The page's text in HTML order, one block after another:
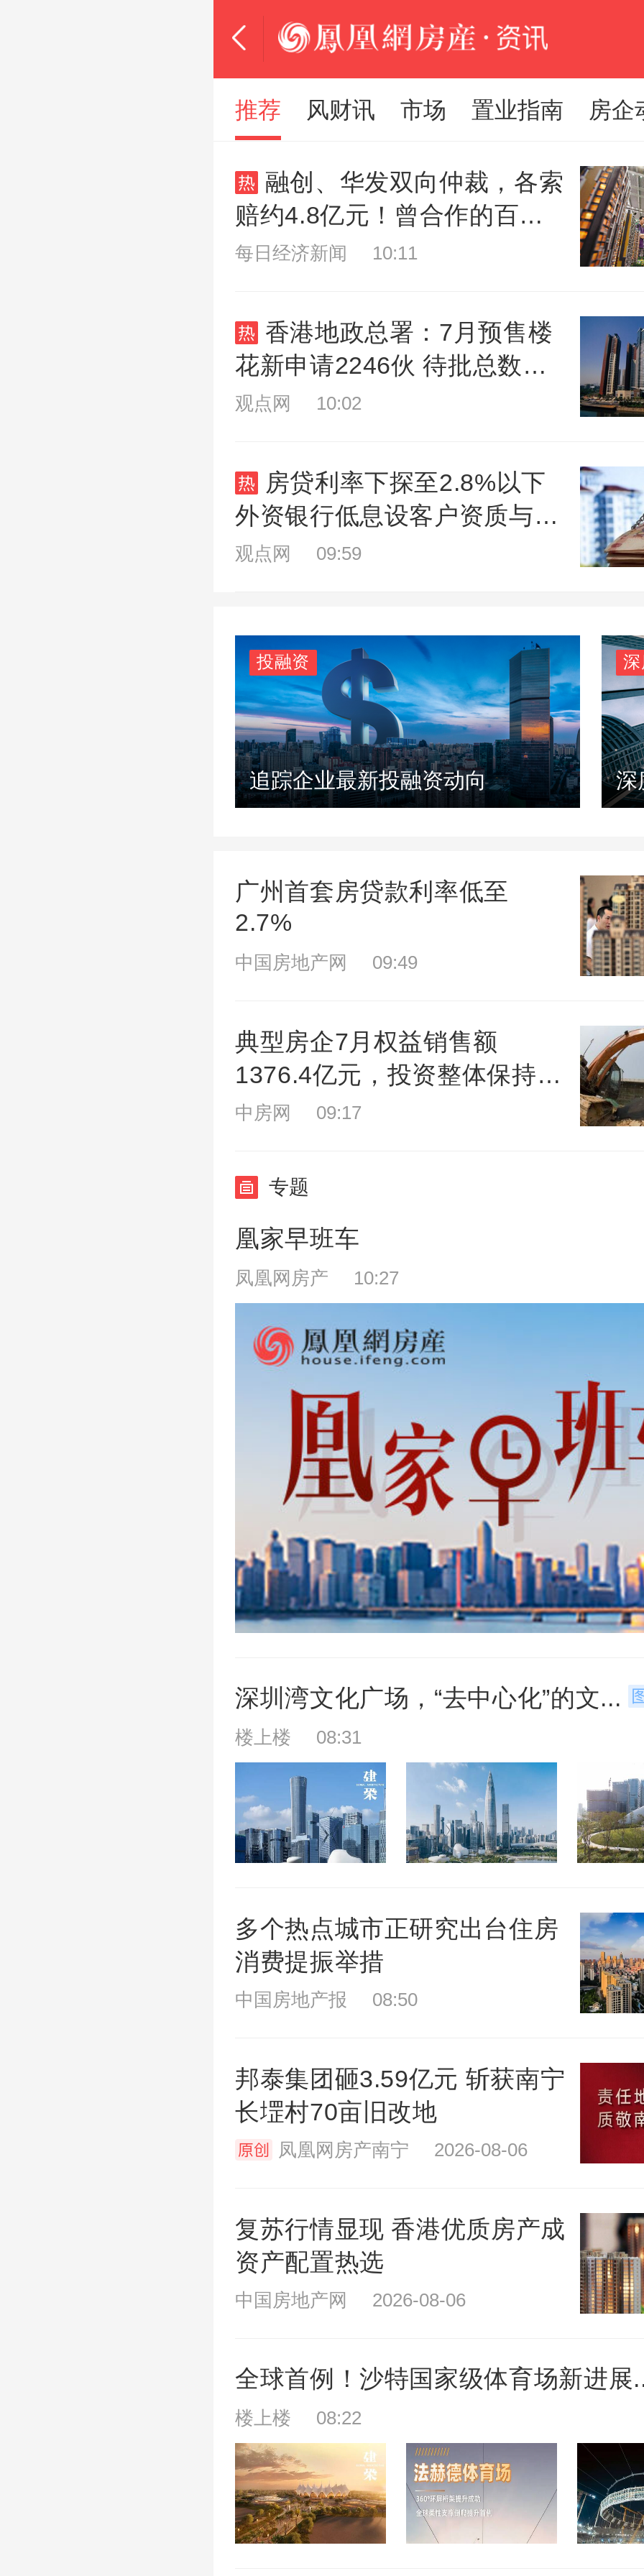
推荐 风财讯 市场 置业指南 房企
融创、华发双向仲裁，各索
赔约4.8亿元！曾合作的百亿
元级冰雪项目6月刚更名
每日经济新闻 10:11
香港地政总署：7月预售楼
花新申请2246伙 待批总数创
21个月新高
观点网 10:02
房贷利率下探至2.8%以下
外资银行低息设客户资质与合
作渠道门槛
观点网 09:59
投融资
追踪企业最新投融资动向 深
广州首套房贷款利率低至
2.7%
中国房地产网 09:49
典型房企7月权益销售额
1376.4亿元，投资整体保持理
性
中房网 09:17
专题
凰家早班车
凤凰网房产 10:27
深圳湾文化广场，“去中心化”的文...
楼上楼 08:31
多个热点城市正研究出台住房
消费提振举措
中国房地产报 08:50
邦泰集团砸3.59亿元 斩获南宁
长堽村70亩旧改地
凤凰网房产南宁 2026-08-06
复苏行情显现 香港优质房产成
资产配置热选
中国房地产网 2026-08-06
全球首例！沙特国家级体育场新进展
楼上楼 08:22